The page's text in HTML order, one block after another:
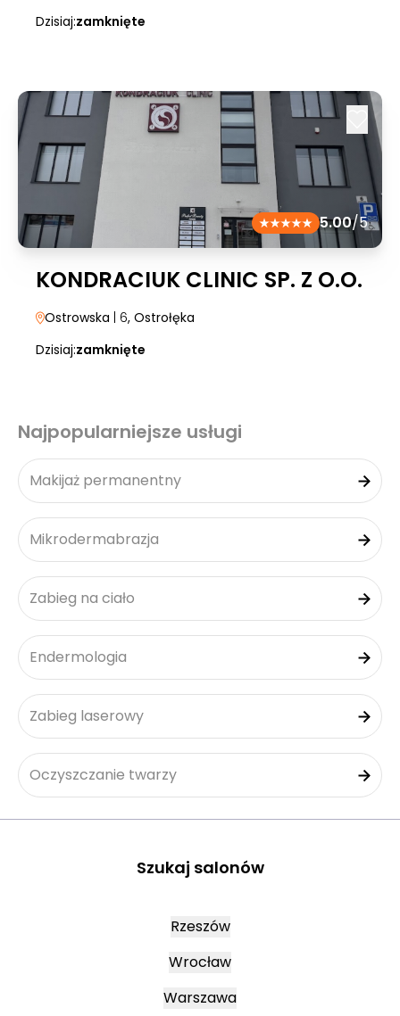
Dzisiaj:zamknięte
5.00/5
KONDRACIUK CLINIC SP. Z O.O.
Ostrowska | 6, Ostrołęka
Dzisiaj:zamknięte
Najpopularniejsze usługi
Makijaż permanentny
Mikrodermabrazja
Zabieg na ciało
Endermologia
Zabieg laserowy
Oczyszczanie twarzy
Szukaj salonów
Rzeszów
Wrocław
Warszawa